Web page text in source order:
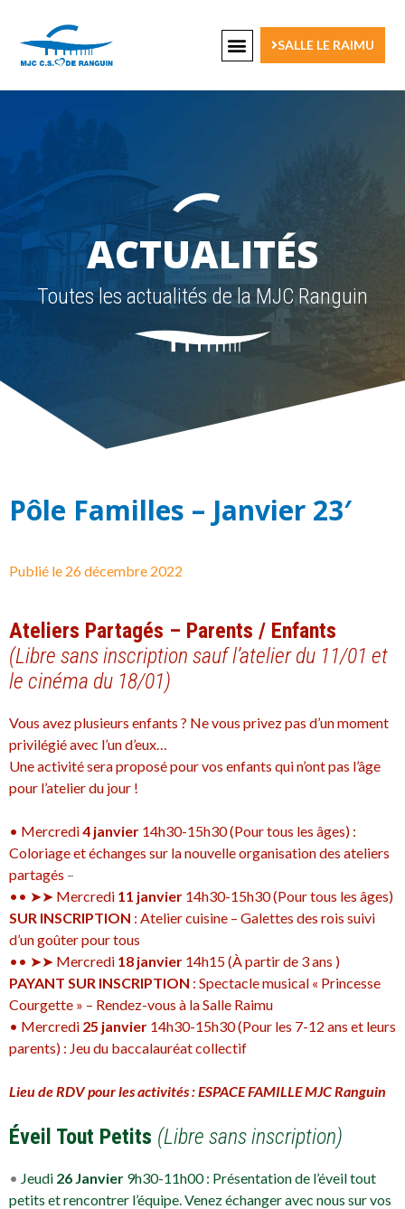
SALLE LE RAIMU
ACTUALITÉS
Toutes les actualités de la MJC Ranguin
Pôle Familles – Janvier 23′
Publié le 26 décembre 2022
Ateliers Partagés – Parents / Enfants
(Libre sans inscription sauf l’atelier du 11/01 et
le cinéma du 18/01)
Vous avez plusieurs enfants ? Ne vous privez pas d’un moment
privilégié avec l’un d’eux…
Une activité sera proposé pour vos enfants qui n’ont pas l’âge
pour l’atelier du jour !
• Mercredi4 janvier 14h30-15h30 (Pour tous les âges) :
Coloriage et échanges sur la nouvelle organisation des ateliers
partagés –
• • ➤➤ Mercredi 11 janvier 14h30-15h30(Pour tous les âges)
SUR INSCRIPTION : Atelier cuisine – Galettes des rois suivi
d’un goûter pour tous
• • ➤➤ Mercredi 18 janvier 14h15 (À partir de 3 ans )
PAYANT SUR INSCRIPTION : Spectacle musical « Princesse
Courgette » – Rendez-vous à la Salle Raimu
• Mercredi 25 janvier 14h30-15h30 (Pour les 7-12 ans et leurs
parents) : Jeu du baccalauréat collectif
Lieu de RDV pour les activités : ESPACE FAMILLE MJC Ranguin
Éveil Tout Petits (Libre sans inscription)
• Jeudi 26 Janvier 9h30-11h00 : Présentation de l’éveil tout
petits et rencontrer l’équipe. Venez échanger avec nous sur vos